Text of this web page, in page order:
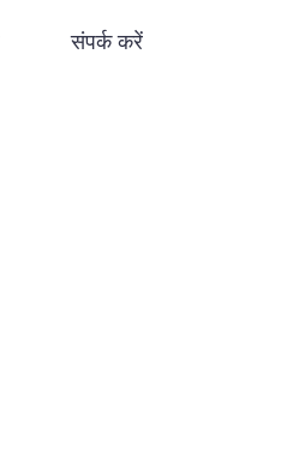
संपर्क करें